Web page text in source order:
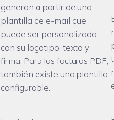
generan a partir de una
plantilla de e-mail que
puede ser personalizada
con su logotipo, texto y
firma. Para las facturas PDF,
también existe una plantilla
configurable.